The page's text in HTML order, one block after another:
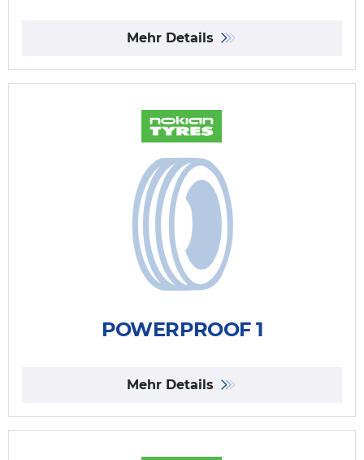
Mehr Details
POWERPROOF 1
Mehr Details